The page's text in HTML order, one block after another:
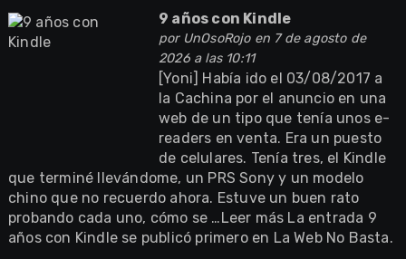
9 años con Kindle
por UnOsoRojoen 7 de agosto de
2026 a las 10:11
[Yoni] Había ido el 03/08/2017 a
la Cachina por el anuncio en una
web de un tipo que tenía unos e-
readers en venta. Era un puesto
de celulares. Tenía tres, el Kindle
que terminé llevándome, un PRS Sony y un modelo
chino que no recuerdo ahora. Estuve un buen rato
probando cada uno, cómo se …Leer más La entrada 9
años con Kindle se publicó primero en La Web No Basta.